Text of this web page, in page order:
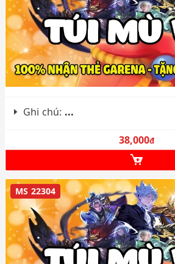
Ghi chú: ...
38,000đ
MS 22304